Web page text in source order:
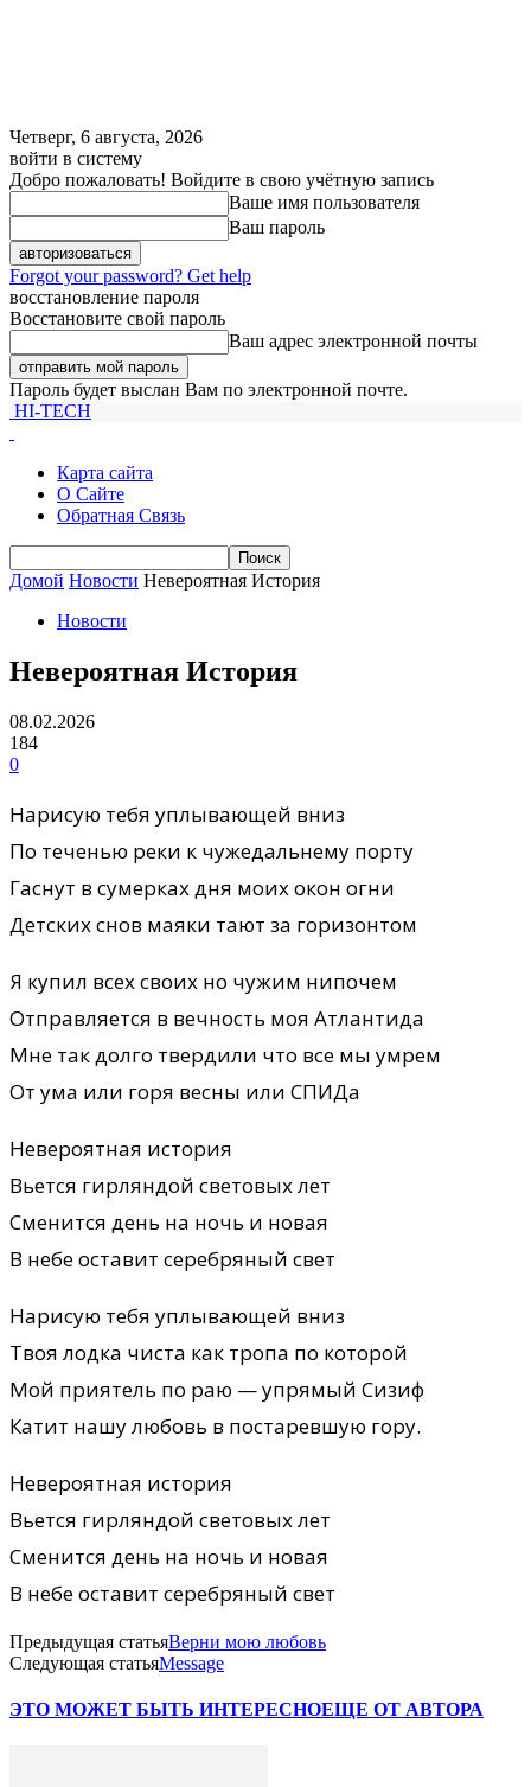
Четверг, 6 августа, 2026
войти в систему
Добро пожаловать! Войдите в свою учётную запись
Ваше имя пользователя
Ваш пароль
Forgot your password? Get help
восстановление пароля
Восстановите свой пароль
Ваш адрес электронной почты
Пароль будет выслан Вам по электронной почте.
HI-TECH
Карта сайта
О Сайте
Обратная Связь
Домой Новости Невероятная История
Новости
Невероятная История
08.02.2026
184
0
Нарисую тебя уплывающей вниз
По теченью реки к чужедальнему порту
Гаснут в сумерках дня моих окон огни
Детских снов маяки тают за горизонтом
Я купил всех своих но чужим нипочем
Отправляется в вечность моя Атлантида
Мне так долго твердили что все мы умрем
От ума или горя весны или СПИДа
Невероятная история
Вьется гирляндой световых лет
Сменится день на ночь и новая
В небе оставит серебряный свет
Нарисую тебя уплывающей вниз
Твоя лодка чиста как тропа по которой
Мой приятель по раю — упрямый Сизиф
Катит нашу любовь в постаревшую гору.
Невероятная история
Вьется гирляндой световых лет
Сменится день на ночь и новая
В небе оставит серебряный свет
Предыдущая статьяВерни мою любовь
Следующая статьяMessage
ЭТО МОЖЕТ БЫТЬ ИНТЕРЕСНОЕЩЕ ОТ АВТОРА